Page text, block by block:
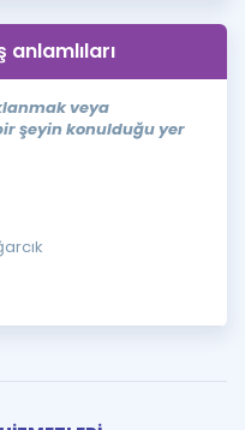
veya
şeyin konulduğu yer